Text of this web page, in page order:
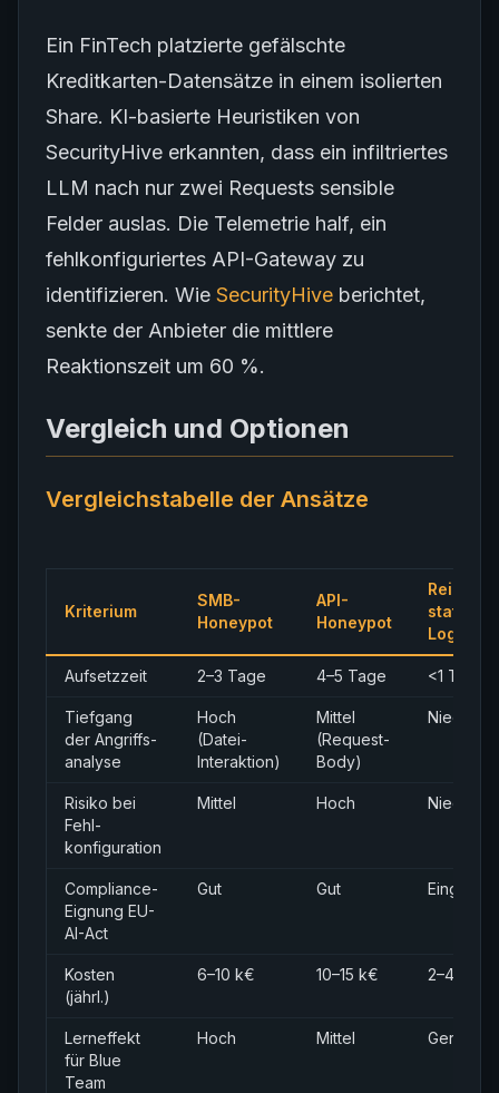
Ein FinTech platzierte gefälschte
Kreditkarten-Datensätze in einem isolierten
Share. KI-basierte Heuristiken von
SecurityHive erkannten, dass ein infiltriertes
LLM nach nur zwei Requests sensible
Felder auslas. Die Telemetrie half, ein
fehlkonfiguriertes API-Gateway zu
identifizieren. Wie SecurityHive berichtet,
senkte der Anbieter die mittlere
Reaktionszeit um 60 %.
Vergleich und Optionen
Vergleichstabelle der Ansätze
Kriterium
SMB-
Honeypot
API-
Honeypot
Rein
Logging
Aufsetzzeit 2–3 Tage 4–5 Tage <1 Tag
Tiefgang
der Angriffs­
analyse
Hoch
(Datei-
Interaktion)
Mittel
(Request-
Body)
Niedrig
Risiko bei
Fehl­
konfiguration
Mittel Hoch Niedrig
Compliance-
Eignung EU-
AI-Act
Gut Gut
Kosten
(jährl.)
6–10 k€ 10–15 k€ 2–4 k€
Lern­effekt
für Blue
Team
Hoch Mittel Gering